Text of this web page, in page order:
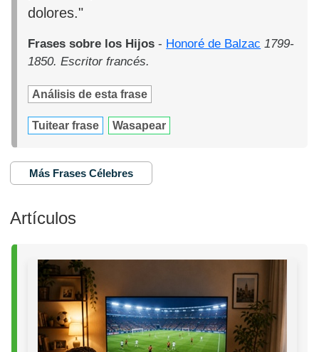
dolores."
Frases sobre los Hijos - Honoré de Balzac 1799-
1850. Escritor francés.
Análisis de esta frase
Tuitear frase Wasapear
Más Frases Célebres
Artículos